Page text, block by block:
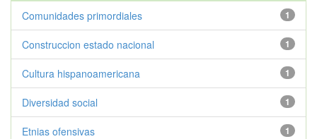
1
Comunidades primordiales
1
Construccion estado nacional
1
Cultura hispanoamericana
1
Diversidad social
1
Etnias ofensivas